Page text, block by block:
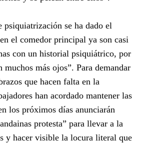
psiquiatrización se ha dado el
el comedor principal ya son casi
con un historial psiquiátrico, por
muchos más ojos”. Para demandar
que hacen falta en la
han acordado mantener las
los próximos días anunciarán
protesta” para llevar a la
y hacer visible la locura literal que